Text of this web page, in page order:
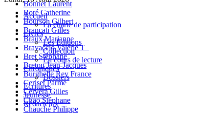
Bonnet Laurent
Boré Catherine
Bourson Gilbert
Brancati Gilles
Braux Marianne
Bravaccio Valérie T_
Bret Stéphane
Bretou Jean-Jacques
Burghelle Rey France
Ceriset Parme
Cervera Gilles
Chao Stéphane
Chauché Philippe
Accueil
La charte de participation
Livres
Les Editions
Collection
En cours de lecture
Chroniques
Dossiers
Ecritures
Jeunesse
Rédacteurs